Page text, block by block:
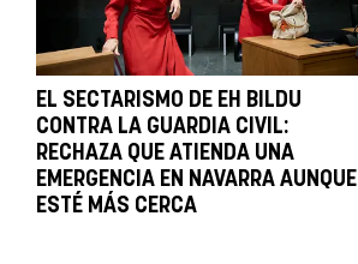
EL SECTARISMO DE EH BILDU
CONTRA LA GUARDIA CIVIL:
RECHAZA QUE ATIENDA UNA
EMERGENCIA EN NAVARRA AUNQUE
ESTÉ MÁS CERCA